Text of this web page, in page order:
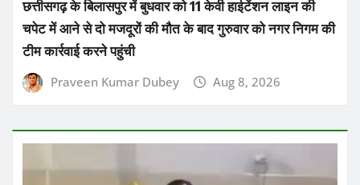
छत्तीसगढ़ के बिलासपुर में बुधवार को 11 केवी हाईटेंशन लाइन की
चपेट में आने से दो मजदूरों की मौत के बाद गुरुवार को नगर निगम की
टीम कार्रवाई करने पहुंची
Praveen Kumar Dubey Aug 8, 2026